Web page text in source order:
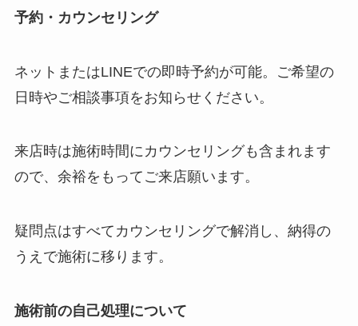
予約・カウンセリング
ネットまたはLINEでの即時予約が可能。ご希望の
日時やご相談事項をお知らせください。
来店時は施術時間にカウンセリングも含まれます
ので、余裕をもってご来店願います。
疑問点はすべてカウンセリングで解消し、納得の
うえで施術に移ります。
施術前の自己処理について